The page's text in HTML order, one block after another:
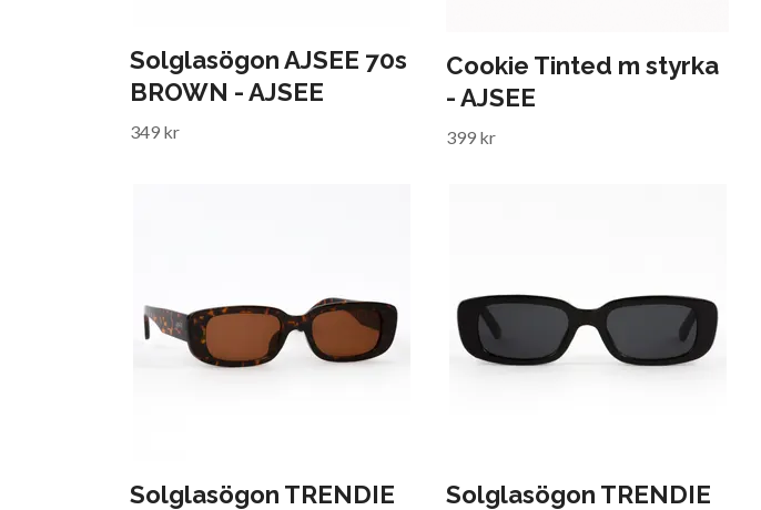
Solglasögon AJSEE 70s
BROWN - AJSEE
349 kr
Cookie Tinted m styrka
- AJSEE
399 kr
Solglasögon TRENDIE
Solglasögon TRENDIE